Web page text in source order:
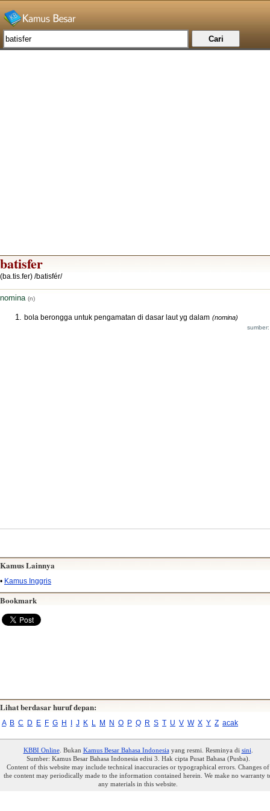
batisfer
(ba.tis.fer) /batisfér/
nomina (n)
bola berongga untuk pengamatan di dasar laut yg dalam (nomina)
Kamus Lainnya
• Kamus Inggris
Bookmark
Lihat berdasar huruf depan:
A B C D E F G H I J K L M N O P Q R S T U V W X Y Z acak
KBBI Online. Bukan Kamus Besar Bahasa Indonesiayang resmi. Resminya di sini
Sumber: Kamus Besar Bahasa Indonesia edisi 3. Hak cipta Pusat Bahasa (Pusba).
Content of this website may include technical inaccuracies or typographical errors. Changes of
the content may periodically made to the information contained herein. We make no warranty
any materials in this website.